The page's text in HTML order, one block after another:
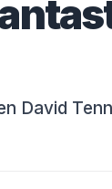
David